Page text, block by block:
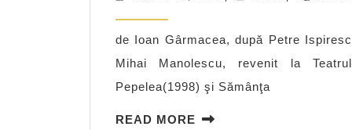
de Ioan Gârmacea, după Petre
Mihai Manolescu, revenit la
Pepelea(1998) şi Sămânţa
READ MORE READ